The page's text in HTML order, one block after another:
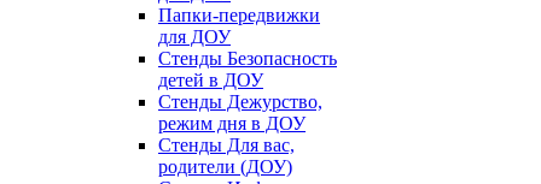
Папки-передвижки
для ДОУ
Стенды Безопасность
детей в ДОУ
Стенды Дежурство,
режим дня в ДОУ
Стенды Для вас,
родители (ДОУ)